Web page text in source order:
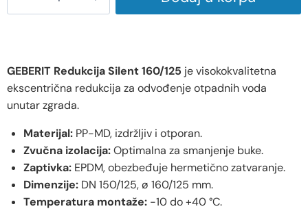
GEBERIT Redukcija Silent 160/125 je visokokvalitetna
ekscentrična redukcija za odvođenje otpadnih voda
unutar zgrada.
Materijal: PP-MD, izdržljiv i otporan.
Zvučna izolacija:Optimalna za smanjenje buke.
Zaptivka: EPDM, obezbeđuje hermetično zatvaranje.
Dimenzije: DN 150/125, ø 160/125 mm.
Temperatura montaže: -10 do +40 °C.